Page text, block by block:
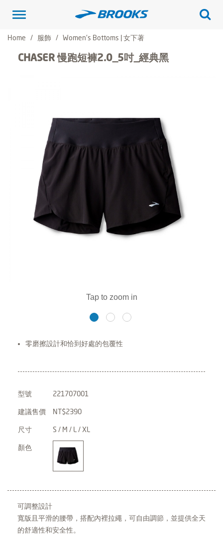
Toggle
Home
服飾 Women's Bottoms | 女下著
CHASER 慢跑短褲2.0_5吋_經典黑
零磨擦設計和恰到好處的包覆性
型號 221707001
建議售價 NT$2390
尺寸 S / M / L / XL
顏色
可調整設計
寬版且平滑的腰帶，搭配內裡拉繩，可自由調節，並提供全天
的舒適性和安全性。